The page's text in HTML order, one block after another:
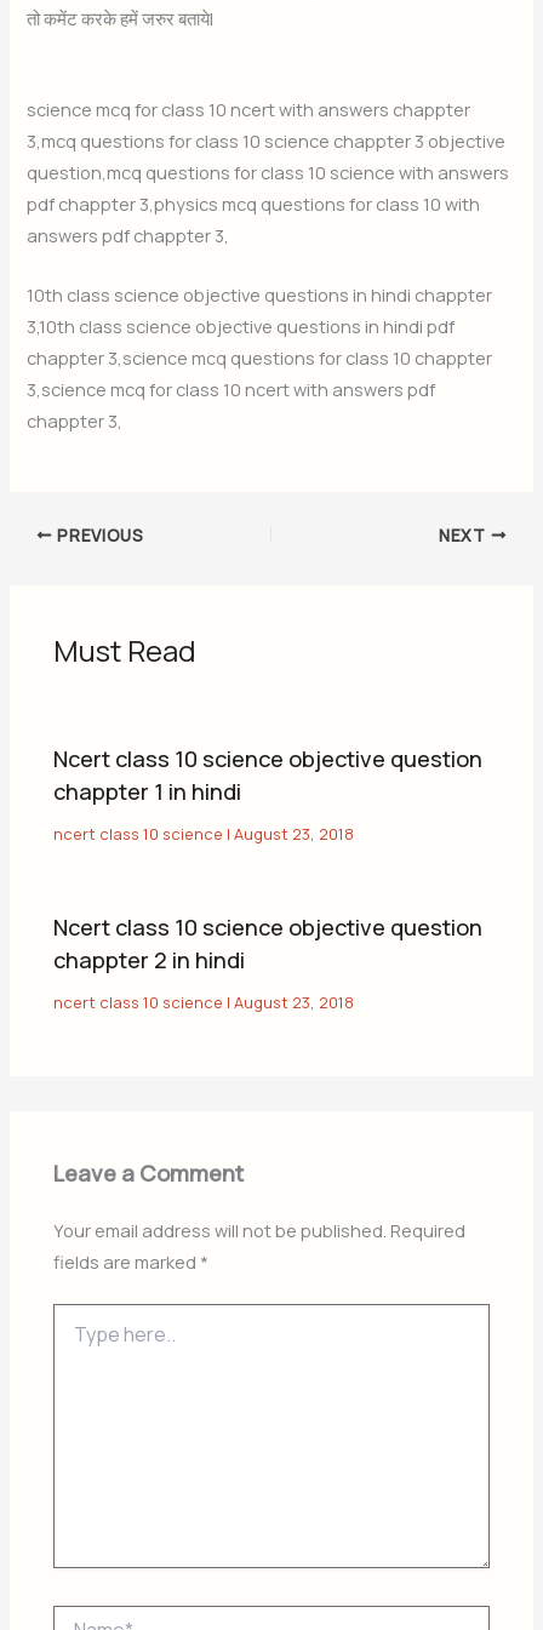
तो कमेंट करके हमें जरुर बताये|
science mcq for class 10 ncert with answers chappter
3,mcq questions for class 10 science chappter 3 objective
question,mcq questions for class 10 science with answers
pdf chappter 3,physics mcq questions for class 10 with
answers pdf chappter 3,
10th class science objective questions in hindi chappter
3,10th class science objective questions in hindi pdf
chappter 3,science mcq questions for class 10 chappter
3,science mcq for class 10 ncert with answers pdf
chappter 3,
PREVIOUS NEXT
Must Read
Ncert class 10 science objective question
chappter 1 in hindi
ncert class 10 science |August 23, 2018
Ncert class 10 science objective question
chappter 2 in hindi
ncert class 10 science |August 23, 2018
Leave a Comment
Your email address will not be published. Required
fields are marked *
here..